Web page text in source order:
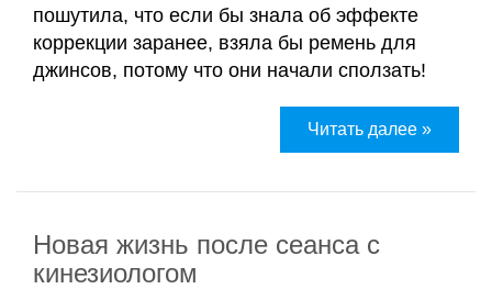
пошутила, что если бы знала об эффекте
коррекции заранее, взяла бы ремень для
джинсов, потому что они начали сползать!
Читать далее »
Новая жизнь после сеанса с
кинезиологом